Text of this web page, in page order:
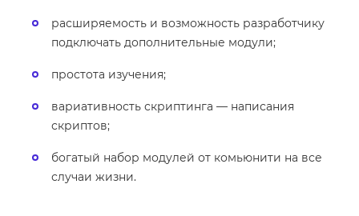
расширяемость и возможность разработчику
подключать дополнительные модули;
простота изучения;
вариативность скриптинга — написания
скриптов;
богатый набор модулей от комьюнити на все
случаи жизни.